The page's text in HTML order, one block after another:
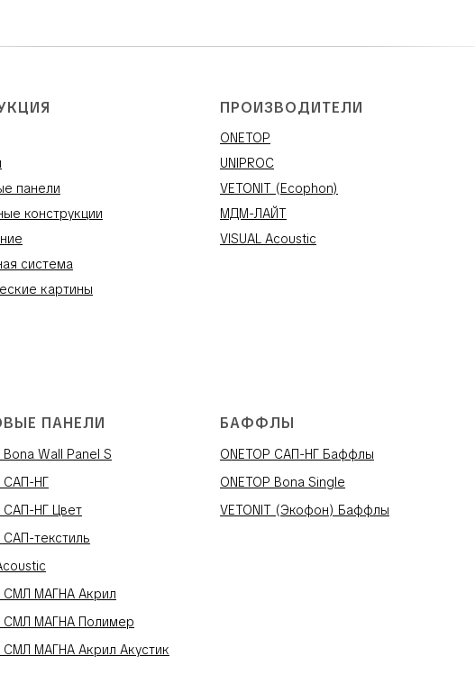
панели
конструкции
система
картины
ПРОИЗВОДИТЕЛИ
ONETOP
UNIPROC
VETONIT (Ecophon)
МДМ-ЛАЙТ
VISUAL Acoustic
ПАНЕЛИ
Bona Wall Panel S
САП-НГ
САП-НГ Цвет
САП-текстиль
СМЛ МАГНА Акрил
СМЛ МАГНА Полимер
СМЛ МАГНА Акрил Акустик
БАФФЛЫ
ONETOP САП-НГ Баффлы
ONETOP Bona Single
VETONIT (Экофон) Баффлы